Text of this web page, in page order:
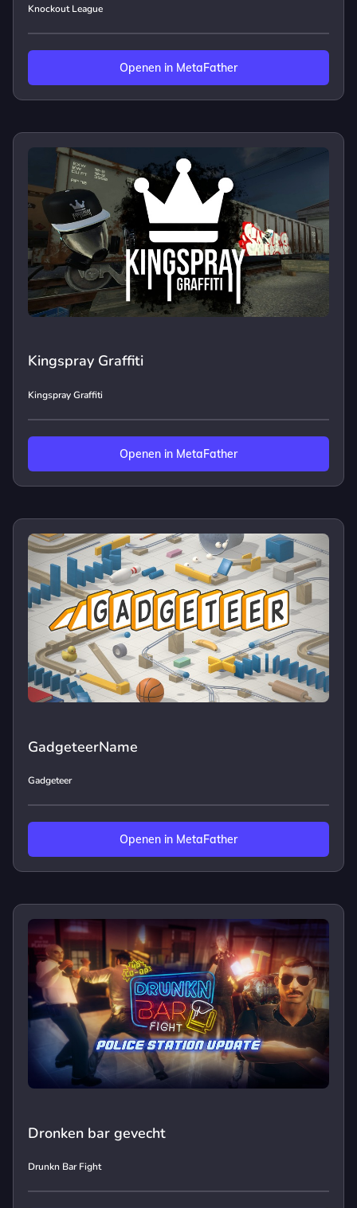
Knockout League
Openen in MetaFather
Kingspray Graffiti
Kingspray Graffiti
Openen in MetaFather
GadgeteerName
Gadgeteer
Openen in MetaFather
Dronken bar gevecht
Drunkn Bar Fight